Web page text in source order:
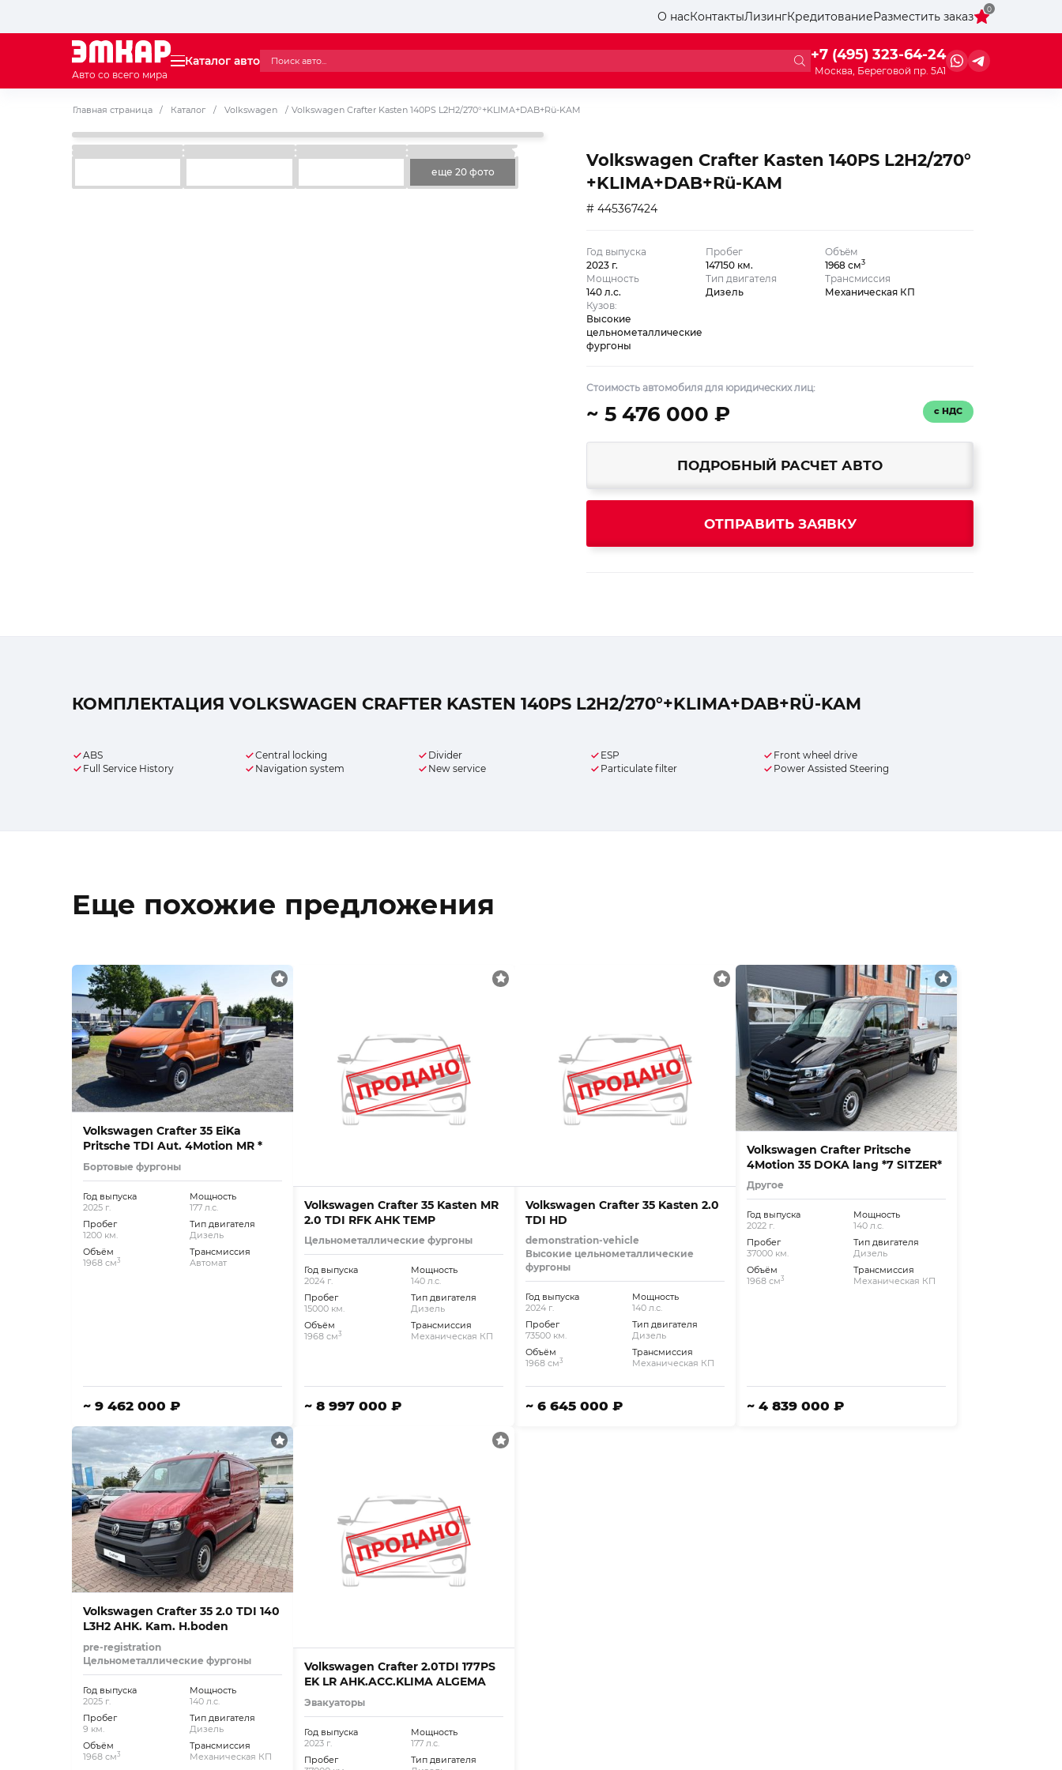
О насКонтактыЛизингКредитованиеРазместить заказ
0
Авто со всего мира
Каталог авто +7 (495) 323-64-24
Москва, Береговой пр. 5А1
Главная страница / Каталог / Volkswagen / Volkswagen Crafter Kasten 140PS L2H2/270°+KLIMA+DAB+Rü-KAM
еще 20 фото
Volkswagen Crafter Kasten 140PS L2H2/270°
+KLIMA+DAB+Rü-KAM
# 445367424
Год выпуска
2023 г.
Пробег
147150 км.
Объём
1968 см3
Мощность
140 л.с.
Тип двигателя
Дизель
Трансмиссия
Механическая КП
Кузов:
Высокие
цельнометаллические
фургоны
Стоимость автомобиля для юридических лиц:
~ 5 476 000 ₽ с НДС
ПОДРОБНЫЙ РАСЧЕТ АВТО
ОТПРАВИТЬ ЗАЯВКУ
КОМПЛЕКТАЦИЯ VOLKSWAGEN CRAFTER KASTEN 140PS L2H2/270°+KLIMA+DAB+RÜ-KAM
ABS Central locking Divider ESP
Front wheel drive
Full Service History
Navigation system New service Particulate filter Power Assisted Steering
Еще похожие предложения
Volkswagen Crafter 35 EiKa
Pritsche TDI Aut. 4Motion MR *
Бортовые фургоны
Год выпуска
2025 г.
Пробег
1200 км.
Объём
1968 см3
Мощность
177 л.с.
Тип двигателя
Дизель
Трансмиссия
Автомат
~ 9 462 000 ₽
Volkswagen Crafter 35 Kasten MR
2.0 TDI RFK AHK TEMP
Цельнометаллические фургоны
Год выпуска
2024 г.
Пробег
15000 км.
Объём
1968 см3
Мощность
140 л.с.
Тип двигателя
Дизель
Трансмиссия
Механическая КП
~ 8 997 000 ₽
Volkswagen Crafter 35 Kasten 2.0
TDI HD
demonstration-vehicle
Высокие цельнометаллические
фургоны
Год выпуска
2024 г.
Пробег
73500 км.
Объём
1968 см3
Мощность
140 л.с.
Тип двигателя
Дизель
Трансмиссия
Механическая КП
~ 6 645 000 ₽
Volkswagen Crafter Pritsche
4Motion 35 DOKA lang *7 SITZER*
Другое
Год выпуска
2022 г.
Пробег
37000 км.
Объём
1968 см3
Мощность
140 л.с.
Тип двигателя
Дизель
Трансмиссия
Механическая КП
~ 4 839 000 ₽
Volkswagen Crafter 35 2.0 TDI 140
L3H2 AHK. Kam. H.boden
pre-registration
Цельнометаллические фургоны
Год выпуска
2025 г.
Пробег
9 км.
Объём
1968 см3
Мощность
140 л.с.
Тип двигателя
Дизель
Трансмиссия
Механическая КП
Volkswagen Crafter 2.0TDI 177PS
EK LR AHK.ACC.KLIMA ALGEMA
Эвакуаторы
Год выпуска
2023 г.
Пробег
Мощность
177 л.с.
Тип двигателя